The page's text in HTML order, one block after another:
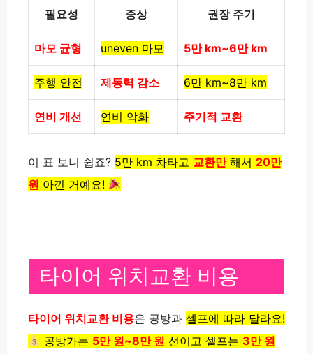
필요성 증상 권장 주기
마모 균형 uneven 마모 5만 km~6만 km
주행 안전 제동력 감소 6만 km~8만 km
연비 개선 연비 악화 주기적 교환
이 표 보니 쉽죠? 5만 km 차타고 교환만해서 20만
원 아낀 거예요!
타이어 위치교환 비용
타이어 위치교환 비용은 공방과 셀프에 따라 달라요!
공방가는 5만 원~8만 원 선이고셀프는 3만 원